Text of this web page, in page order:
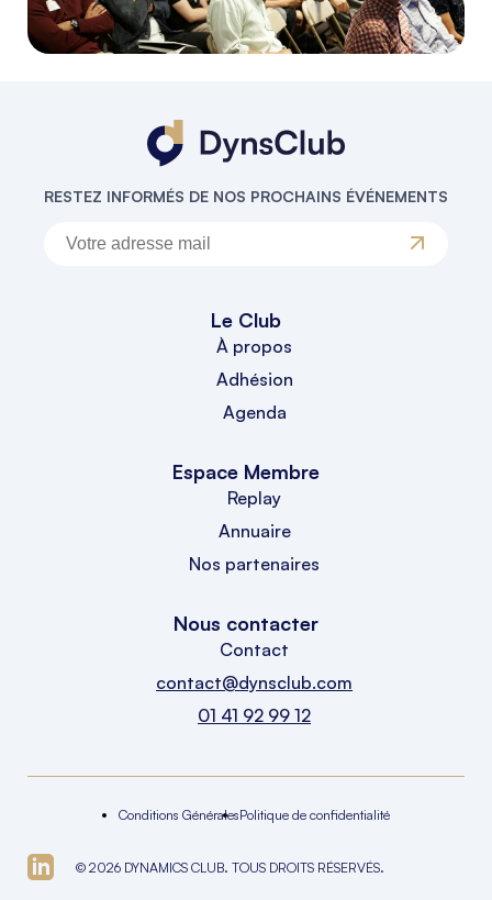
RESTEZ INFORMÉS DE NOS PROCHAINS ÉVÉNEMENTS
Le Club
À propos
Adhésion
Agenda
Espace Membre
Replay
Annuaire
Nos partenaires
Nous contacter
Contact
contact@dynsclub.com
01 41 92 99 12
© 2026 DYNAMICS CLUB. TOUS DROITS RÉSERVÉS.
Conditions GénéralesPolitique de confidentialité